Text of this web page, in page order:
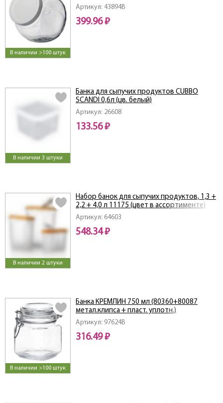
В наличии >100 штук
Артикул: 43894B
399.96 ₽
В наличии 3 штуки
Артикул: 26608
Банка для сыпучих продуктов CUBBO
SCANDI 0,6л (цв. белый)
133.56 ₽
В наличии 2 штуки
Артикул: 64603
Набор банок для сыпучих продуктов, 1,3 +
2,2 + 4,0 л 11175 (цвет в ассортименте)
548.34 ₽
В наличии >100 штук
Артикул: 97624B
Банка КРЕМЛИН 750 мл (80360+80087
метал.клипса + пласт. уплотн.)
316.49 ₽